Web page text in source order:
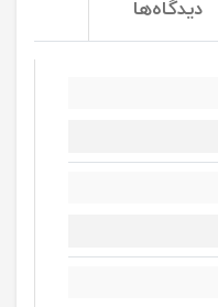
دیدگاه‌ها